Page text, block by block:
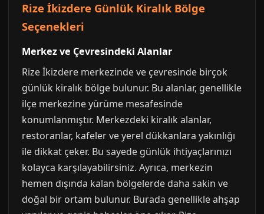
Rize İkizdere Günlük Kiralık Bölge
Seçenekleri
Merkez ve Çevresindeki Alanlar
Rize İkizdere merkezinde ve çevresinde birçok
günlük kiralık bölge bulunur. Bu alanlar, genellikle
ilçe merkezine yürüme mesafesinde
konumlanmıştır. Merkezdeki kiralık alanlar,
restoranlar, kafeler ve yerel dükkanlara yakınlığı
ile dikkat çeker. Bu sayede günlük ihtiyaçlarınızı
kolayca karşılayabilirsiniz. Ayrıca, merkezin
hemen dışında kalan bölgelerde daha sakin ve
doğal bir ortam bulunur. Burada genellikle ahşap